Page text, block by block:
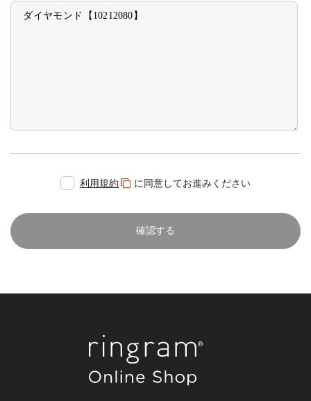
利用規約 に同意してお進みください
確認する